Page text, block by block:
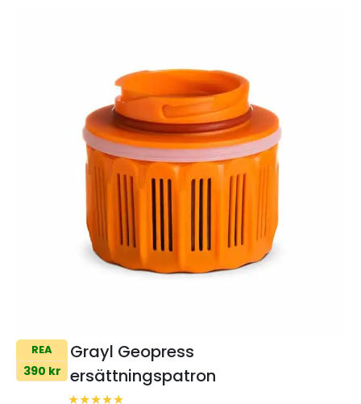
REA
390 kr
Grayl Geopress
ersättningspatron